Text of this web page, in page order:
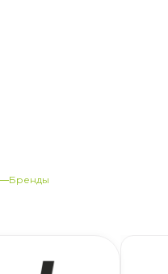
Бренды